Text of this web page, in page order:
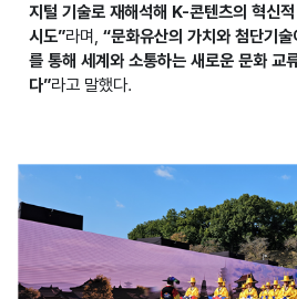
지털 기술로 재해석해 K-콘텐츠의 혁신
시도”라며, “문화유산의 가치와 첨단기
를 통해 세계와 소통하는 새로운 문화 교
다”라고 말했다.